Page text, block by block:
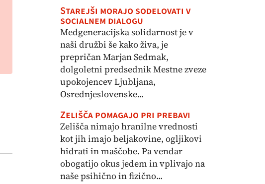
Starejši morajo sodelovati v
socialnem dialogu
Medgeneracijska solidarnost je v
naši družbi še kako živa, je
prepričan Marjan Sedmak,
dolgoletni predsednik Mestne zveze
upokojencev Ljubljana,
Osrednjeslovenske...
Zelišča pomagajo pri prebavi
Zelišča nimajo hranilne vrednosti
kot jih imajo beljakovine, ogljikovi
hidrati in maščobe. Pa vendar
obogatijo okus jedem in vplivajo na
naše psihično in fizično...